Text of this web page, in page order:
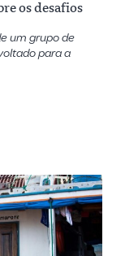
os desafios
um grupo de
para a